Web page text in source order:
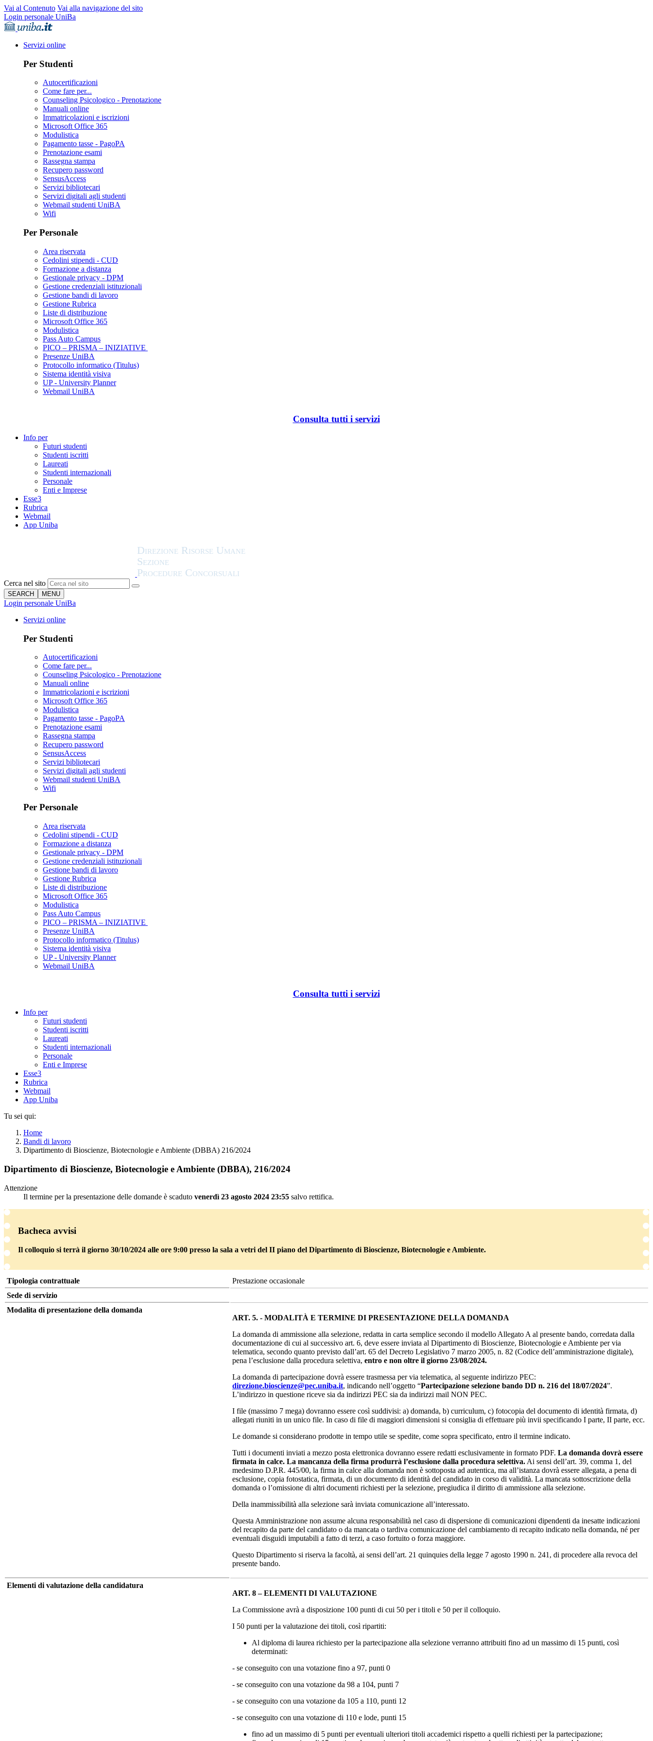
Vai al Contenuto Vai alla navigazione del sito
Login personale UniBa
Servizi online
Per Studenti
Autocertificazioni
Come fare per...
Counseling Psicologico - Prenotazione
Manuali online
Immatricolazioni e iscrizioni
Microsoft Office 365
Modulistica
Pagamento tasse - PagoPA
Prenotazione esami
Rassegna stampa
Recupero password
SensusAccess
Servizi bibliotecari
Servizi digitali agli studenti
Webmail studenti UniBA
Wifi
Per Personale
Area riservata
Cedolini stipendi - CUD
Formazione a distanza
Gestionale privacy - DPM
Gestione credenziali istituzionali
Gestione bandi di lavoro
Gestione Rubrica
Liste di distribuzione
Microsoft Office 365
Modulistica
Pass Auto Campus
PICO – PRISMA – INIZIATIVE
Presenze UniBA
Protocollo informatico (Titulus)
Sistema identità visiva
UP - University Planner
Webmail UniBA
Consulta tutti i servizi
Info per
Futuri studenti
Studenti iscritti
Laureati
Studenti internazionali
Personale
Enti e Imprese
Esse3
Rubrica
Webmail
App Uniba
Cerca nel sito
SEARCH MENU
Login personale UniBa
Servizi online
Per Studenti
Autocertificazioni
Come fare per...
Counseling Psicologico - Prenotazione
Manuali online
Immatricolazioni e iscrizioni
Microsoft Office 365
Modulistica
Pagamento tasse - PagoPA
Prenotazione esami
Rassegna stampa
Recupero password
SensusAccess
Servizi bibliotecari
Servizi digitali agli studenti
Webmail studenti UniBA
Wifi
Per Personale
Area riservata
Cedolini stipendi - CUD
Formazione a distanza
Gestionale privacy - DPM
Gestione credenziali istituzionali
Gestione bandi di lavoro
Gestione Rubrica
Liste di distribuzione
Microsoft Office 365
Modulistica
Pass Auto Campus
PICO – PRISMA – INIZIATIVE
Presenze UniBA
Protocollo informatico (Titulus)
Sistema identità visiva
UP - University Planner
Webmail UniBA
Consulta tutti i servizi
Info per
Futuri studenti
Studenti iscritti
Laureati
Studenti internazionali
Personale
Enti e Imprese
Esse3
Rubrica
Webmail
App Uniba
Tu sei qui:
Home
Bandi di lavoro
Dipartimento di Bioscienze, Biotecnologie e Ambiente (DBBA) 216/2024
Dipartimento di Bioscienze, Biotecnologie e Ambiente (DBBA), 216/2024
Attenzione
Il termine per la presentazione delle domande è scaduto venerdì 23 agosto 2024 23:55 salvo rettifica.
Bacheca avvisi
Il colloquio si terrà il giorno 30/10/2024 alle ore 9:00 presso la sala a vetri del II piano del Dipartimento di Bioscienze, Biotecnologie e Ambiente.
Tipologia contrattuale
Prestazione occasionale
Sede di servizio
Modalita di presentazione della domanda
ART. 5. - MODALITÀ E TERMINE DI PRESENTAZIONE DELLA DOMANDA
La domanda di ammissione alla selezione, redatta in carta semplice secondo il modello Allegato A al presente bando, corredata dalla
documentazione di cui al successivo art. 6, deve essere inviata al Dipartimento di Bioscienze, Biotecnologie e Ambiente per via
telematica, secondo quanto previsto dall’art. 65 del Decreto Legislativo 7 marzo 2005, n. 82 (Codice dell’amministrazione digitale),
pena l’esclusione dalla procedura selettiva, entro e non oltre il giorno 23/08/2024.
La domanda di partecipazione dovrà essere trasmessa per via telematica, al seguente indirizzo PEC:
direzione.bioscienze@pec.uniba.it, indicando nell’oggetto “Partecipazione selezione bando DD n. 216 del 18/07/2024”.
L’indirizzo in questione riceve sia da indirizzi PEC sia da indirizzi mail NON PEC.
I file (massimo 7 mega) dovranno essere così suddivisi: a) domanda, b) curriculum, c) fotocopia del documento di identità firmata, d)
allegati riuniti in un unico file. In caso di file di maggiori dimensioni si consiglia di effettuare più invii specificando I parte, II parte, ecc.
Le domande si considerano prodotte in tempo utile se spedite, come sopra specificato, entro il termine indicato.
Tutti i documenti inviati a mezzo posta elettronica dovranno essere redatti esclusivamente in formato PDF. La domanda dovrà essere
firmata in calce. La mancanza della firma produrrà l’esclusione dalla procedura selettiva. Ai sensi dell’art. 39, comma 1, del
medesimo D.P.R. 445/00, la firma in calce alla domanda non è sottoposta ad autentica, ma all’istanza dovrà essere allegata, a pena di
esclusione, copia fotostatica, firmata, di un documento di identità del candidato in corso di validità. La mancata sottoscrizione della
domanda o l’omissione di altri documenti richiesti per la selezione, pregiudica il diritto di ammissione alla selezione.
Della inammissibilità alla selezione sarà inviata comunicazione all’interessato.
Questa Amministrazione non assume alcuna responsabilità nel caso di dispersione di comunicazioni dipendenti da inesatte indicazioni
del recapito da parte del candidato o da mancata o tardiva comunicazione del cambiamento di recapito indicato nella domanda, né per
eventuali disguidi imputabili a fatto di terzi, a caso fortuito o forza maggiore.
Questo Dipartimento si riserva la facoltà, ai sensi dell’art. 21 quinquies della legge 7 agosto 1990 n. 241, di procedere alla revoca del
presente bando.
Elementi di valutazione della candidatura
ART. 8 – ELEMENTI DI VALUTAZIONE
La Commissione avrà a disposizione 100 punti di cui 50 per i titoli e 50 per il colloquio.
I 50 punti per la valutazione dei titoli, così ripartiti:
Al diploma di laurea richiesto per la partecipazione alla selezione verranno attribuiti fino ad un massimo di 15 punti, così
determinati:
- se conseguito con una votazione fino a 97, punti 0
- se conseguito con una votazione da 98 a 104, punti 7
- se conseguito con una votazione da 105 a 110, punti 12
- se conseguito con una votazione di 110 e lode, punti 15
fino ad un massimo di 5 punti per eventuali ulteriori titoli accademici rispetto a quelli richiesti per la partecipazione;